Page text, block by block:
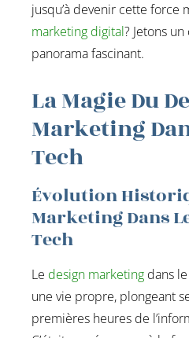
jusqu’à devenir cette force
marketing digital? Jetons
panorama fascinant.
La Magie Du
Marketing
Tech
Évolution
Marketing Dans
Tech
Le design marketing dans
une vie propre, plongeant
premières heures de